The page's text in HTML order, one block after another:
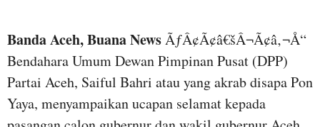
Banda Aceh, Buana NewsÃƒÂ¢Ã¢â€šÂ¬Ã¢â‚¬Å“
Bendahara Umum Dewan Pimpinan Pusat (DPP)
Partai Aceh, Saiful Bahri atau yang akrab disapa Pon
Yaya, menyampaikan ucapan selamat kepada